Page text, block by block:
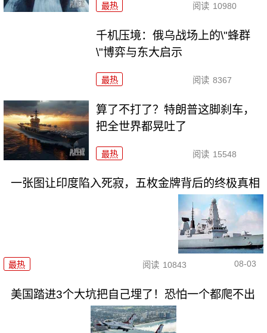
最热 阅读 10980
千机压境：俄乌战场上的\"蜂群
\"博弈与东大启示
最热 阅读 8367
算了不打了？特朗普这脚刹车，
把全世界都晃吐了
最热 阅读 15548
一张图让印度陷入死寂，五枚金牌背后的终极真相
最热 阅读 10843 08-03
美国踏进3个大坑把自己埋了！恐怕一个都爬不出